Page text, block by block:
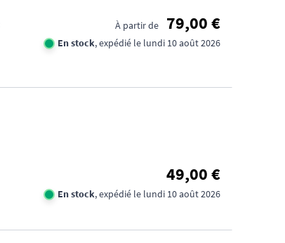
À partir de 79,00 €
En stock, expédié le lundi 10 août 2026
49,00 €
En stock, expédié le lundi 10 août 2026